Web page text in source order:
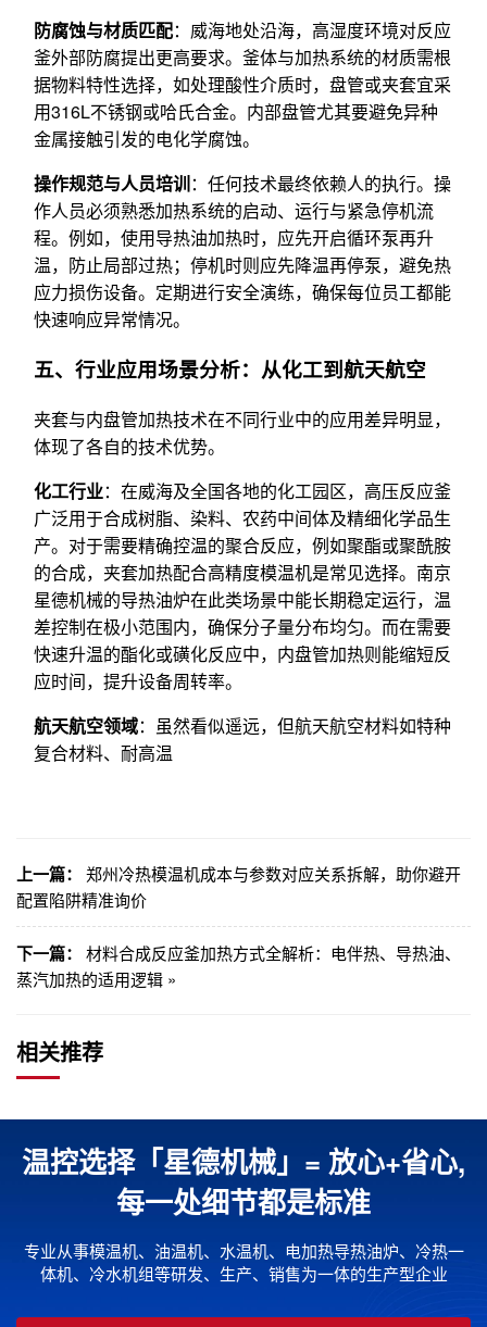
防腐蚀与材质匹配：威海地处沿海，高湿度环境对反应
釜外部防腐提出更高要求。釜体与加热系统的材质需根
据物料特性选择，如处理酸性介质时，盘管或夹套宜采
用316L不锈钢或哈氏合金。内部盘管尤其要避免异种
金属接触引发的电化学腐蚀。
操作规范与人员培训：任何技术最终依赖人的执行。操
作人员必须熟悉加热系统的启动、运行与紧急停机流
程。例如，使用导热油加热时，应先开启循环泵再升
温，防止局部过热；停机时则应先降温再停泵，避免热
应力损伤设备。定期进行安全演练，确保每位员工都能
快速响应异常情况。
五、行业应用场景分析：从化工到航天航空
夹套与内盘管加热技术在不同行业中的应用差异明显，
体现了各自的技术优势。
化工行业：在威海及全国各地的化工园区，高压反应釜
广泛用于合成树脂、染料、农药中间体及精细化学品生
产。对于需要精确控温的聚合反应，例如聚酯或聚酰胺
的合成，夹套加热配合高精度模温机是常见选择。南京
星德机械的导热油炉在此类场景中能长期稳定运行，温
差控制在极小范围内，确保分子量分布均匀。而在需要
快速升温的酯化或磺化反应中，内盘管加热则能缩短反
应时间，提升设备周转率。
航天航空领域：虽然看似遥远，但航天航空材料如特种
复合材料、耐高温
上一篇：
郑州冷热模温机成本与参数对应关系拆解，助你避开
配置陷阱精准询价
下一篇：
材料合成反应釜加热方式全解析：电伴热、导热油、
蒸汽加热的适用逻辑 »
相关推荐
温控选择「星德机械」= 放心+省心,
每一处细节都是标准
专业从事模温机、油温机、水温机、电加热导热油炉、冷热一
体机、冷水机组等研发、生产、销售为一体的生产型企业